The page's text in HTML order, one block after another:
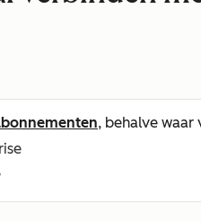
, behalve waar